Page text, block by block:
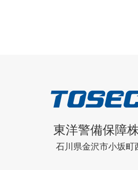
東洋警備保障
石川県金沢市小坂町